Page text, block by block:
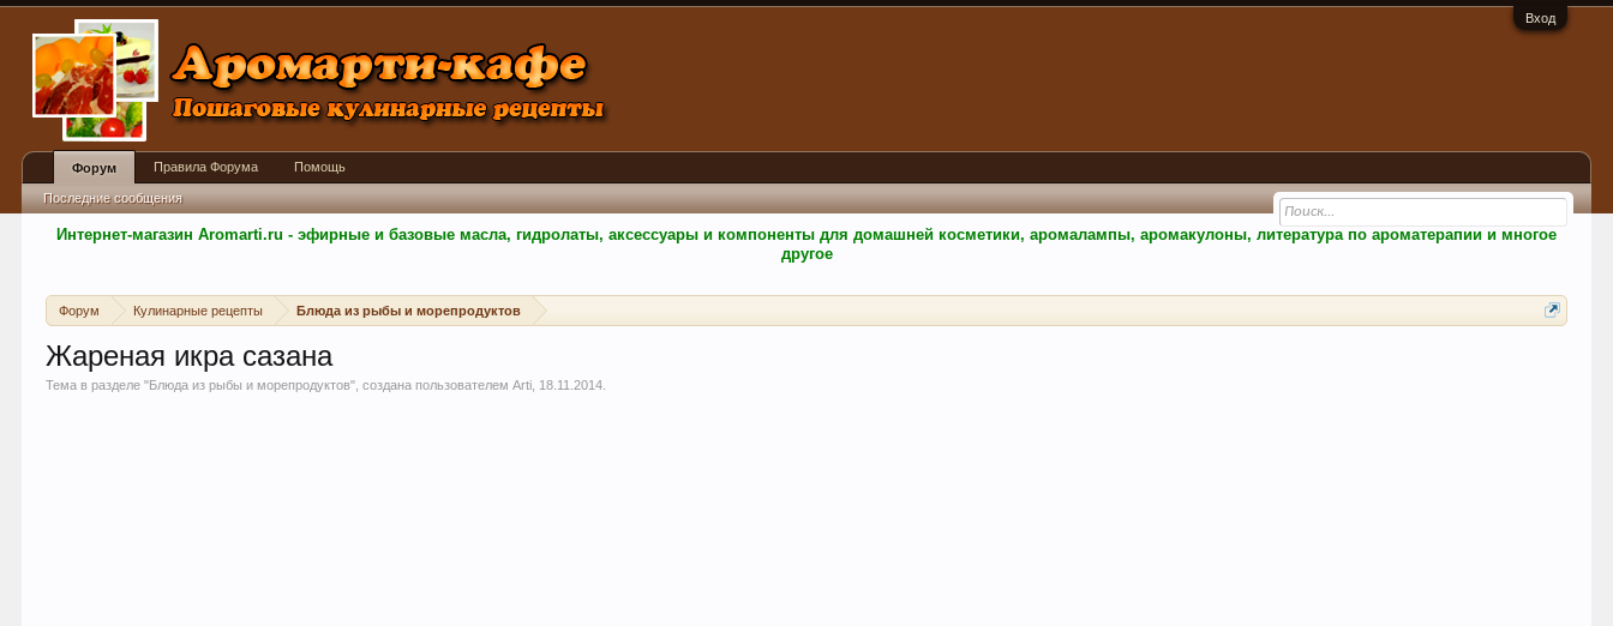
Вход
Интернет-магазин Aromarti.ru - эфирные и базовые масла, гидролаты, аксессуары и компоненты для домашней косметики, аромалампы, аромакулоны, литература по ароматерапии и многое
другое
Форум Кулинарные рецепты Блюда из рыбы и морепродуктов
Жареная икра сазана
Тема в разделе "Блюда из рыбы и морепродуктов", создана пользователемArti 18.11.2014
Форум
Последние сообщения
Правила Форума Помощь